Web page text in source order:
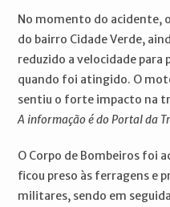
No momento do acidente,
do bairro Cidade Verde,
reduzido a velocidade para
quando foi atingido. O
sentiu o forte impacto na
A informação é do Portal da
O Corpo de Bombeiros foi
ficou preso às ferragens e
militares, sendo em